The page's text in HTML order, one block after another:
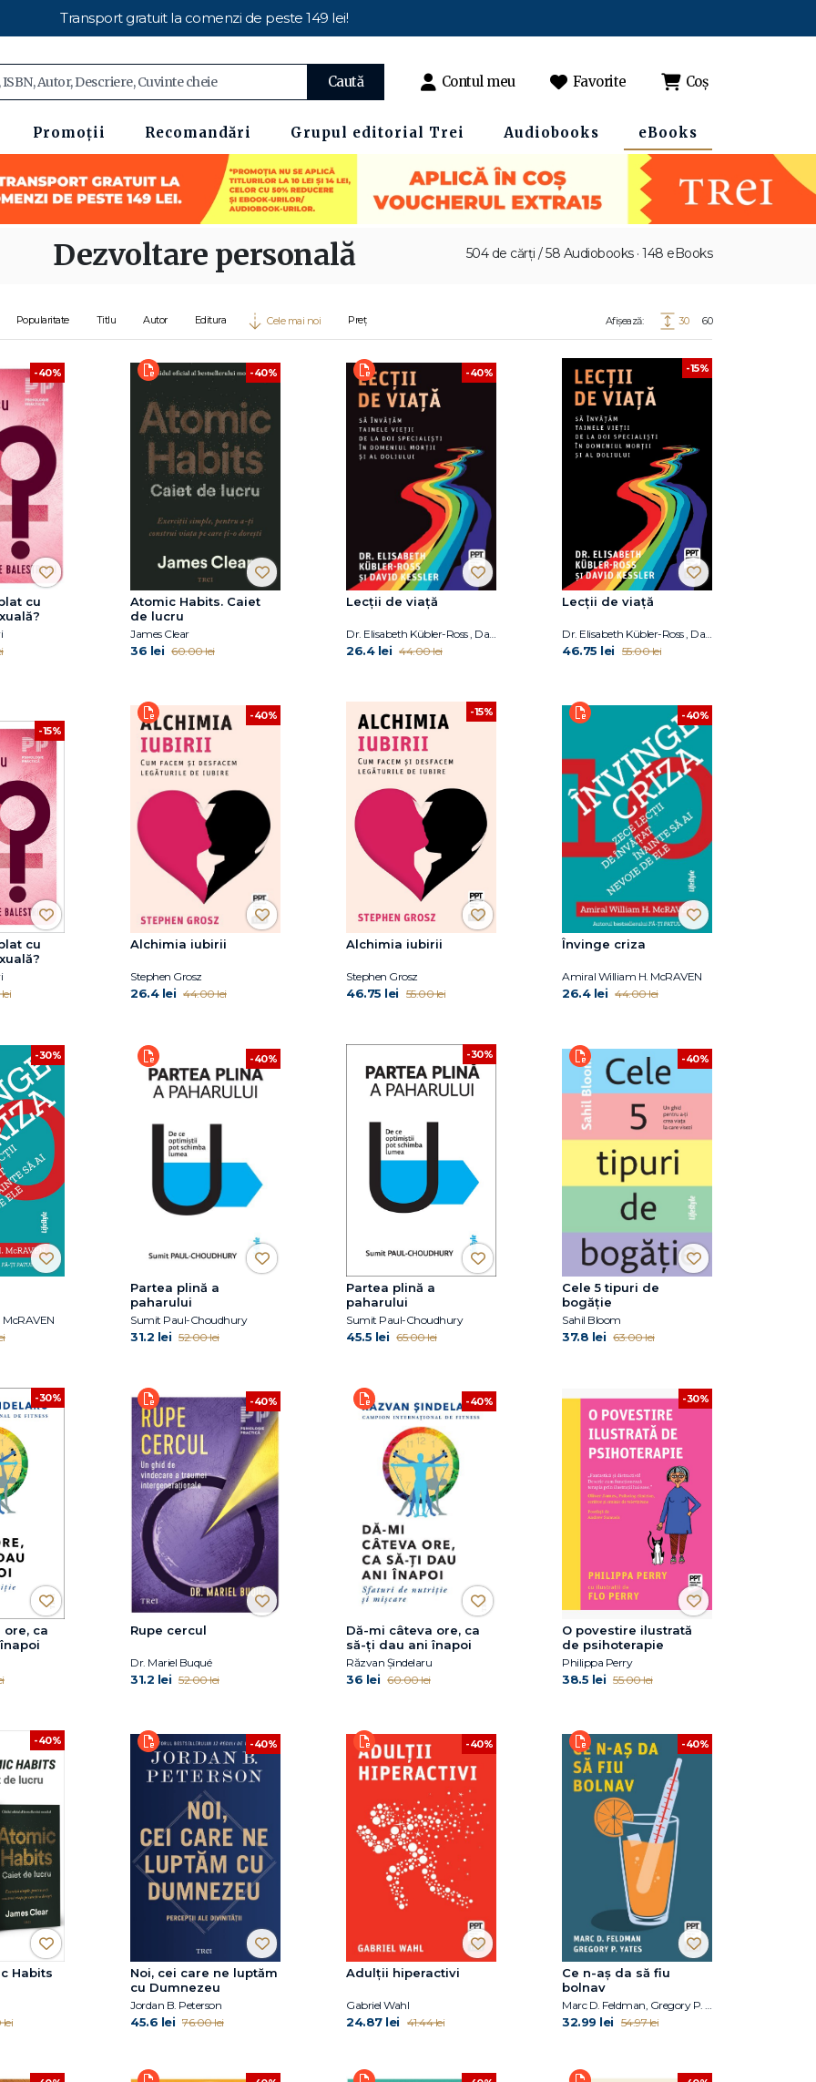
Transport gratuit la comenzi de peste 149 lei!
Caută Contul meu Favorite Coș
Promoții Recomandări Grupul editorial Trei Audiobooks eBooks
504 de cărți / 58 Audiobooks · 148 eBooks
Dezvoltare personală
Popularitate Titlu Autor Editura Cele mai noi Preț Afișează: 30 60
-40%
cu
-40%
Atomic Habits. Caiet
de lucru
James Clear
36 lei 60.00 lei
-40%
Lecții de viață
26.4 lei 44.00 lei
-15%
Lecții de viață
46.75 lei 55.00 lei
-15%
cu
-40%
Alchimia iubirii
Stephen Grosz
26.4 lei 44.00 lei
-15%
Alchimia iubirii
Stephen Grosz
46.75 lei 55.00 lei
-40%
Învinge criza
Amiral William H. McRAVEN
26.4 lei 44.00 lei
-30% -40%
Partea plină a
paharului
Sumit Paul-Choudhury
31.2 lei 52.00 lei
-30%
Partea plină a
paharului
Sumit Paul-Choudhury
45.5 lei 65.00 lei
-40%
Cele 5 tipuri de
bogăție
Sahil Bloom
37.8 lei 63.00 lei
-30%
ore, ca
-40%
Rupe cercul
Dr. Mariel Buqué
31.2 lei 52.00 lei
-40%
Dă-mi câteva ore, ca
să-ţi dau ani înapoi
Răzvan Șindelaru
36 lei 60.00 lei
-30%
O povestire ilustrată
de psihoterapie
Philippa Perry
38.5 lei 55.00 lei
-40%
Habits
lei
-40%
Noi, cei care ne luptăm
cu Dumnezeu
Jordan B. Peterson
45.6 lei 76.00 lei
-40%
Adulții hiperactivi
Gabriel Wahl
24.87 lei 41.44 lei
-40%
Ce n-aș da să fiu
bolnav
32.99 lei 54.97 lei